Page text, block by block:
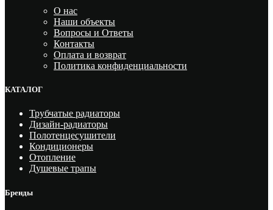
О нас
Наши объекты
Вопросы и Ответы
Контакты
Оплата и возврат
Политика конфиденциальности
КАТАЛОГ
Трубчатые радиаторы
Дизайн-радиаторы
Полотенцесушители
Кондиционеры
Отопление
Душевые трапы
Бренды